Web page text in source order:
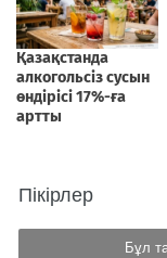
Пікірлер
Бұл